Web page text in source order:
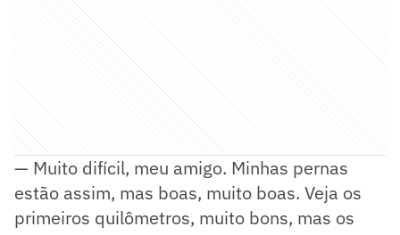
— Muito difícil, meu amigo. Minhas pernas
estão assim, mas boas, muito boas. Veja os
primeiros quilômetros, muito bons, mas os